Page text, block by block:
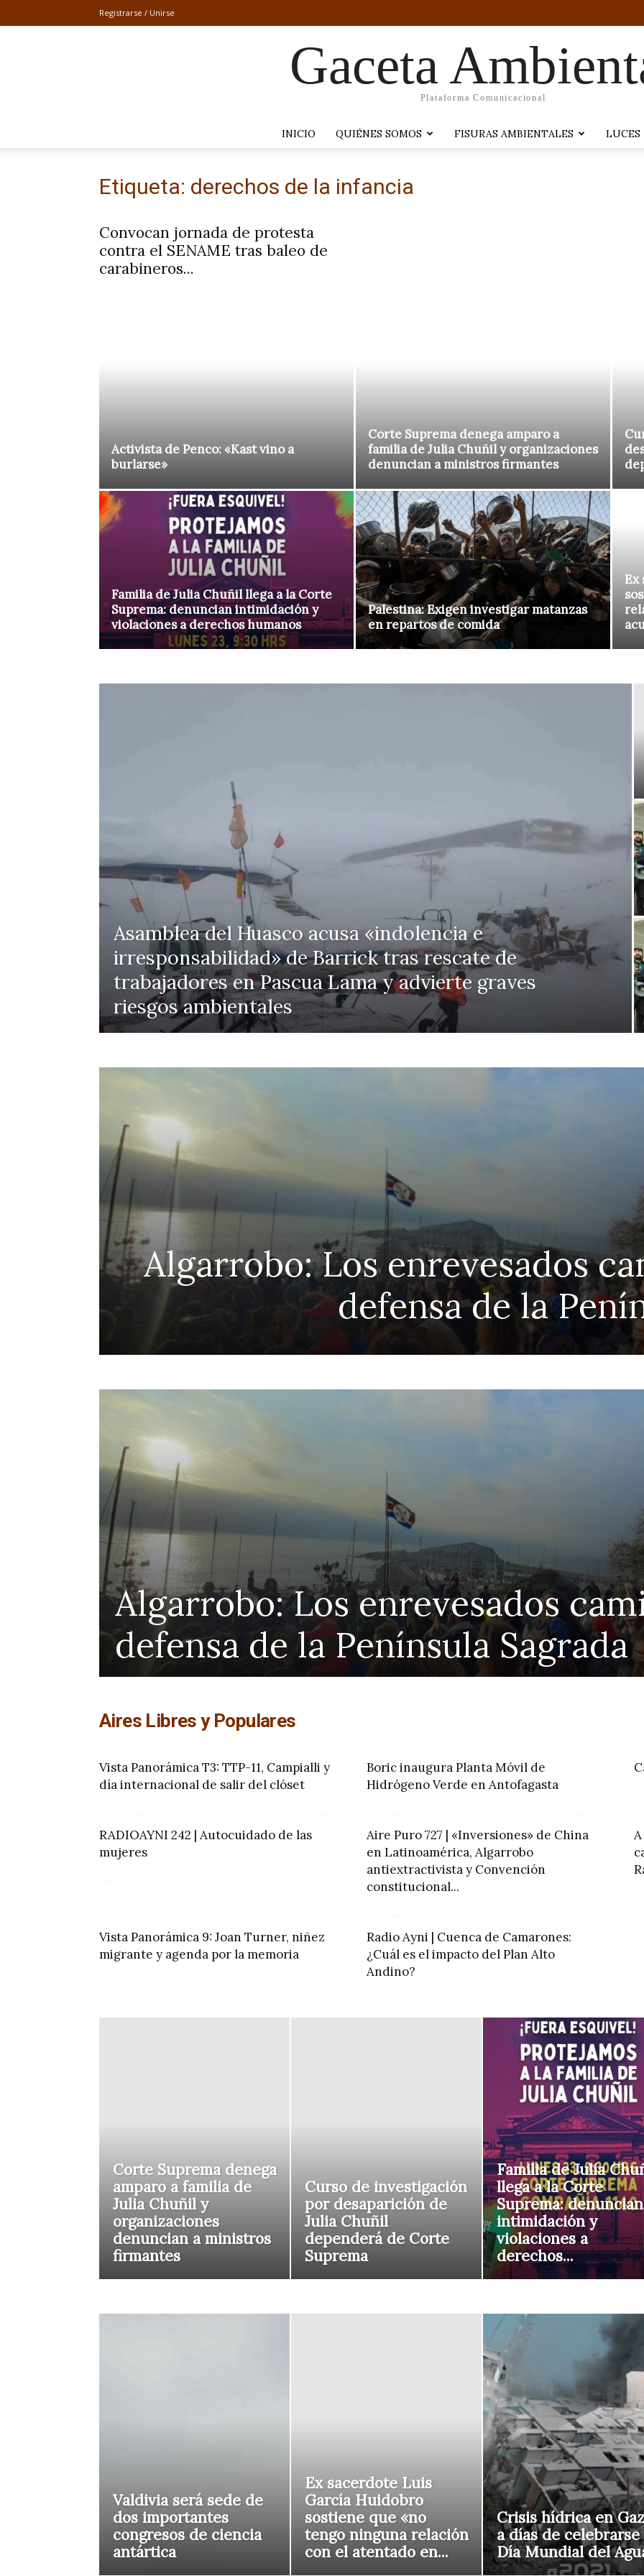
Registrarse / Unirse
Gaceta
Plataforma Comunicacional
INICIO QUIÉNES SOMOS FISURAS AMBIENTALES LUCES
Etiqueta: derechos de la infancia
Convocan jornada de protesta
contra el SENAME tras baleo de
carabineros...
Activista de Penco: «Kast vino a
burlarse»
Corte Suprema denega amparo a
familia de Julia Chuñil y organizaciones
denuncian a ministros firmantes
Familia de Julia Chuñil llega a la Corte
Suprema: denuncian intimidación y
violaciones a derechos humanos
Palestina: Exigen investigar matanzas
en repartos de comida
Ex
Asamblea del Huasco acusa «indolencia e
irresponsabilidad» de Barrick tras rescate de
trabajadores en Pascua Lama y advierte graves
riesgos ambientales
Algarrobo: Los enrevesados
defensa de la
Colegio de profesores
protección a docentes a un
de Katherine Yoma
Aires Libres y Populares
Vista Panorámica T3: TTP-11, Campialli y
día internacional de salir del clóset
Boric inaugura Planta Móvil de
Hidrógeno Verde en Antofagasta
RADIOAYNI 242 | Autocuidado de las
mujeres
Aire Puro 727 | «Inversiones» de China
en Latinoamérica, Algarrobo
antiextractivista y Convención
constitucional...
Vista Panorámica 9: Joan Turner, niñez
migrante y agenda por la memoria
Radio Ayni | Cuenca de Camarones:
¿Cuál es el impacto del Plan Alto
Andino?
Corte Suprema denega
amparo a familia de
Julia Chuñil y
organizaciones
denuncian a ministros
firmantes
Curso de investigación
por desaparición de
Julia Chuñil
dependerá de Corte
Suprema
Familia de Julia
llega a la Corte
Suprema: denuncian
intimidación y
violaciones a
derechos...
Valdivia será sede de
dos importantes
congresos de ciencia
antártica
Ex sacerdote Luis
García Huidobro
sostiene que «no
tengo ninguna relación
con el atentado en...
Crisis hídrica en
a días de celebrarse
Día Mundial del